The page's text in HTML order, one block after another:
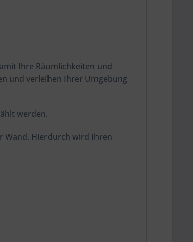
Ihre Räumlichkeiten und
und verleihen Ihrer Umgebung
werden.
Wand. Hierdurch wird Ihren